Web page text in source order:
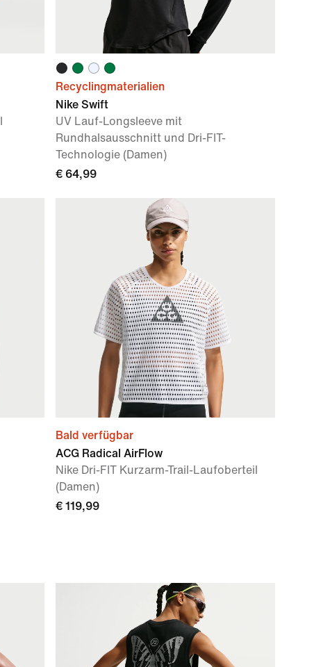
Recyclingmaterialien
Nike Swift
UV Lauf-Longsleeve mit
Rundhalsausschnitt und Dri-FIT-
Technologie (Damen)
€ 64,99
Bald verfügbar
ACG Radical AirFlow
Nike Dri-FIT Kurzarm-Trail-Laufoberteil
(Damen)
€ 119,99